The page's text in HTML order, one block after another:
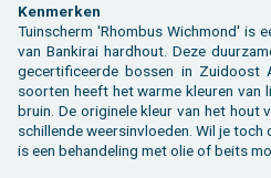
Ken­mer­ken
Tuin­scherm 'Rhom­bus Wichmond' is
van Ban­ki­rai hard­hout. Deze
ge­cer­ti­fi­ceer­de bos­sen in Zuid­oost
soor­ten heeft het warme kleu­ren
bruin. De ori­gi­ne­le kleur van het
schil­len­de weers­in­vloe­den. Wil je toch
is een be­han­de­ling met olie of beits